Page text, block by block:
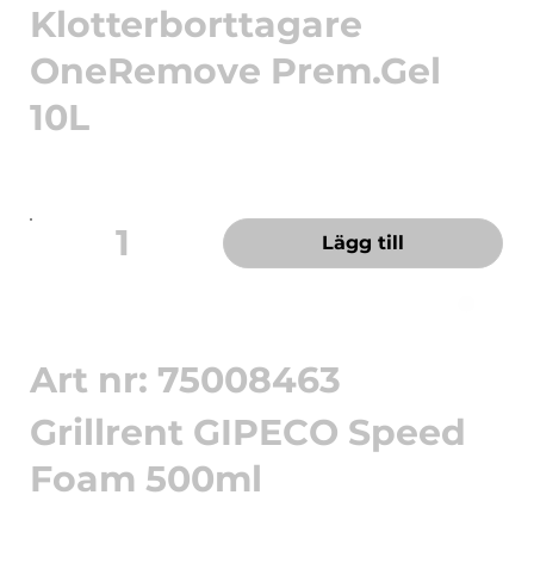
1 Lägg till
Klotterborttagare
OneRemove Prem.Gel
10L
Art nr: 75008463
Grillrent GIPECO Speed
Foam 500ml